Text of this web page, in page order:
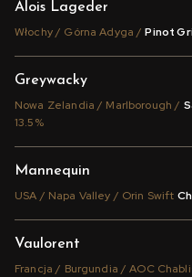
Alois Lageder
Włochy / Górna Adyga /Pinot
Greywacky
Nowa Zelandia / Marlborough /
13.5%
Mannequin
USA / Napa Valley / Orin Swift
Vaulorent
Francja / Burgundia / AOC